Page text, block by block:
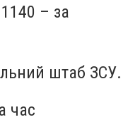
– за
штаб ЗСУ.
час